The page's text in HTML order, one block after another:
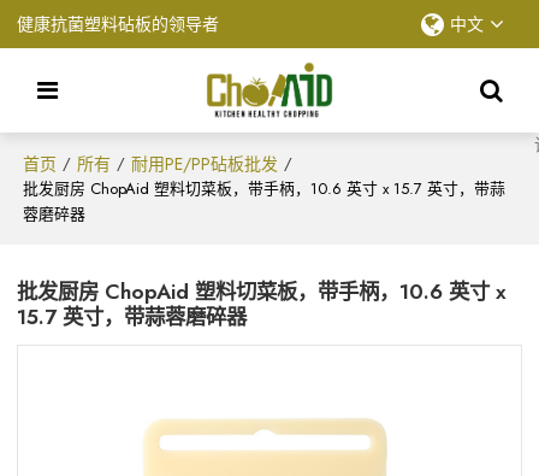
健康抗菌塑料砧板的领导者 中文
首页 / 所有 / 耐用PE/PP砧板批发 /
批发厨房 ChopAid 塑料切菜板，带手柄，10.6 英寸 x 15.7 英寸，带蒜
蓉磨碎器
批发厨房 ChopAid 塑料切菜板，带手柄，10.6 英寸 x
15.7 英寸，带蒜蓉磨碎器